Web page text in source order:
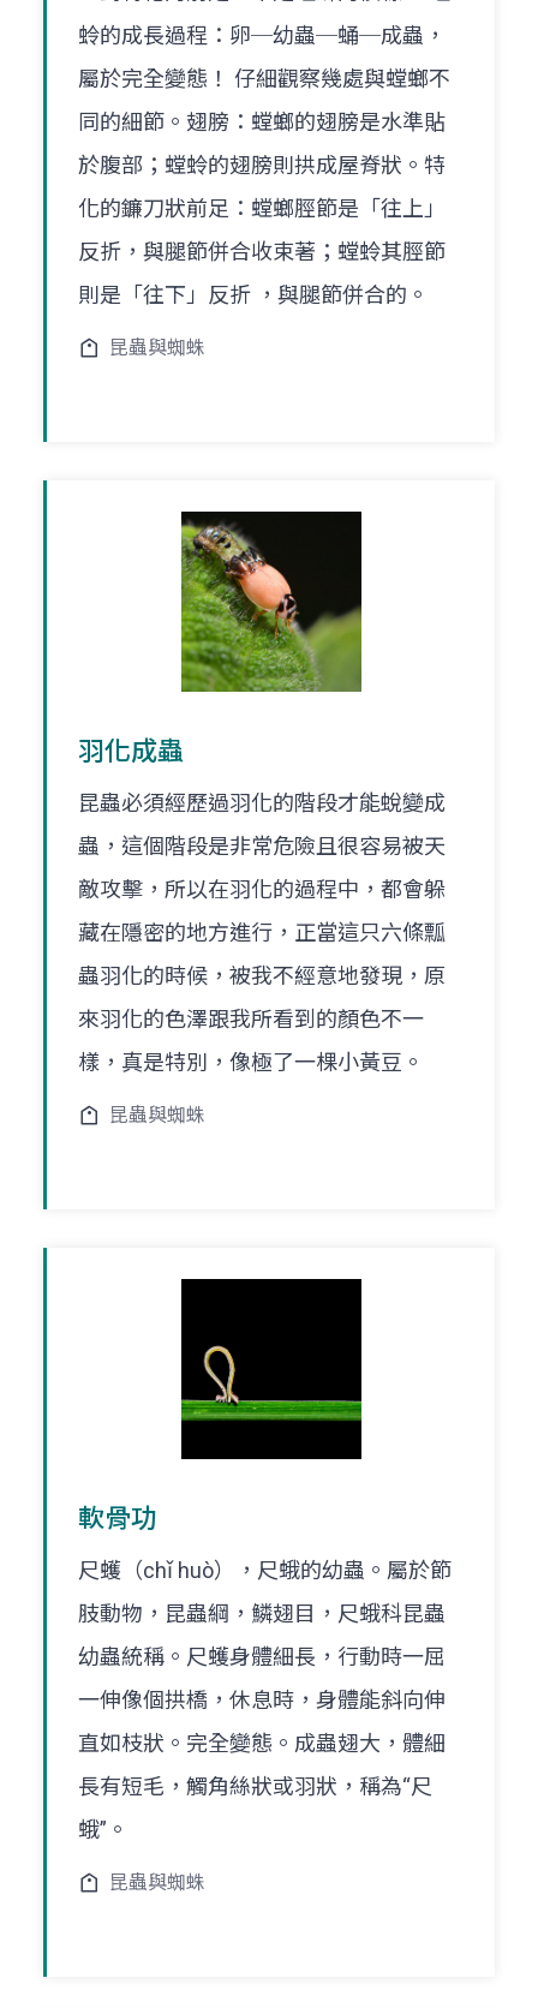
蛉的成長過程：卵─幼蟲─蛹─成蟲，
屬於完全變態！ 仔細觀察幾處與螳螂不
同的細節。翅膀：螳螂的翅膀是水準貼
於腹部；螳蛉的翅膀則拱成屋脊狀。特
化的鐮刀狀前足：螳螂脛節是「往上」
反折，與腿節併合收束著；螳蛉其脛節
則是「往下」反折 ，與腿節併合的。
昆蟲與蜘蛛
羽化成蟲
昆蟲必須經歷過羽化的階段才能蛻變成
蟲，這個階段是非常危險且很容易被天
敵攻擊，所以在羽化的過程中，都會躲
藏在隱密的地方進行，正當這只六條瓢
蟲羽化的時候，被我不經意地發現，原
來羽化的色澤跟我所看到的顏色不一
樣，真是特別，像極了一棵小黃豆。
昆蟲與蜘蛛
軟骨功
尺蠖（chǐ huò），尺蛾的幼蟲。屬於節
肢動物，昆蟲綱，鱗翅目，尺蛾科昆蟲
幼蟲統稱。尺蠖身體細長，行動時一屈
一伸像個拱橋，休息時，身體能斜向伸
直如枝狀。完全變態。成蟲翅大，體細
長有短毛，觸角絲狀或羽狀，稱為“尺
蛾”。
昆蟲與蜘蛛